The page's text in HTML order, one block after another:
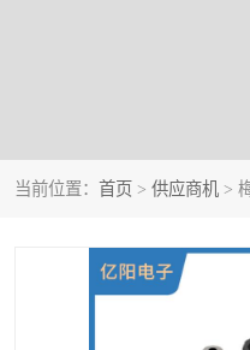
当前位置： 首页 > 供应商机 >